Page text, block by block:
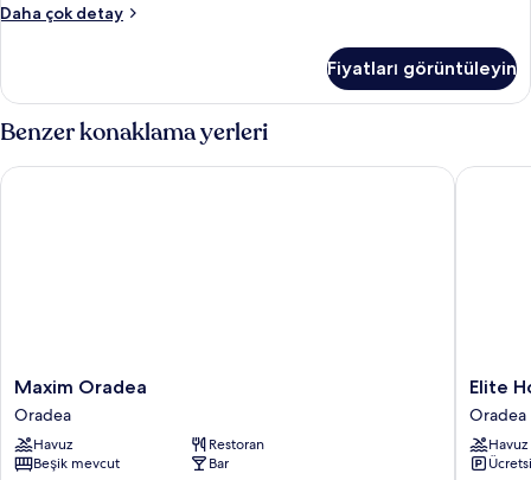
Daha çok detay
Oda
detay
Fiyatları görüntüleyin
Benzer konaklama yerleri
Maxim
Oradea
Oradea
Maxim Oradea
Oradea
Havuz
Restoran
Beşik mevcut
Bar
Maxim Oradea
Elite
Hotel
Oradea
Oradea
Elite
Oradea
Havuz
Elite